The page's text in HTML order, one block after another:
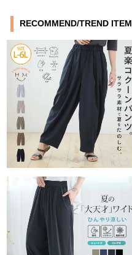
RECOMMEND/TREND ITEM